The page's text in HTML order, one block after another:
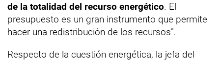
de la totalidad del recurso energético. El
presupuesto es un gran instrumento que permite
hacer una redistribución de los recursos".
Respecto de la cuestión energética, la jefa del